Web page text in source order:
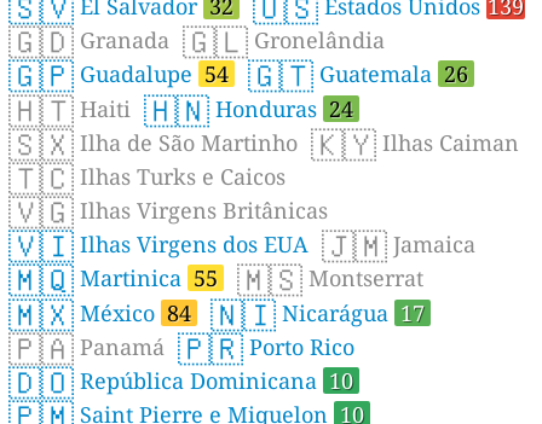
El Salvador 32 Estados Unidos 139
🇬🇩 Granada 🇬🇱 Gronelândia
🇬🇵 Guadalupe 54 🇬🇹 Guatemala 26
🇭🇹 Haiti 🇭🇳 Honduras 24
🇸🇽 Ilha de São Martinho 🇰🇾 Ilhas Caiman
🇹🇨 Ilhas Turks e Caicos
🇻🇬 Ilhas Virgens Britânicas
🇻🇮 Ilhas Virgens dos EUA 🇯🇲 Jamaica
🇲🇶 Martinica 55 🇲🇸 Montserrat
🇲🇽 México 84 🇳🇮 Nicarágua 17
🇵🇦 Panamá 🇵🇷 Porto Rico
🇩🇴 República Dominicana 10
Saint Pierre e Miquelon 10